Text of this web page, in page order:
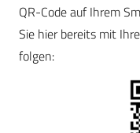
QR-Code auf Ihrem
Sie hier bereits mit
folgen: